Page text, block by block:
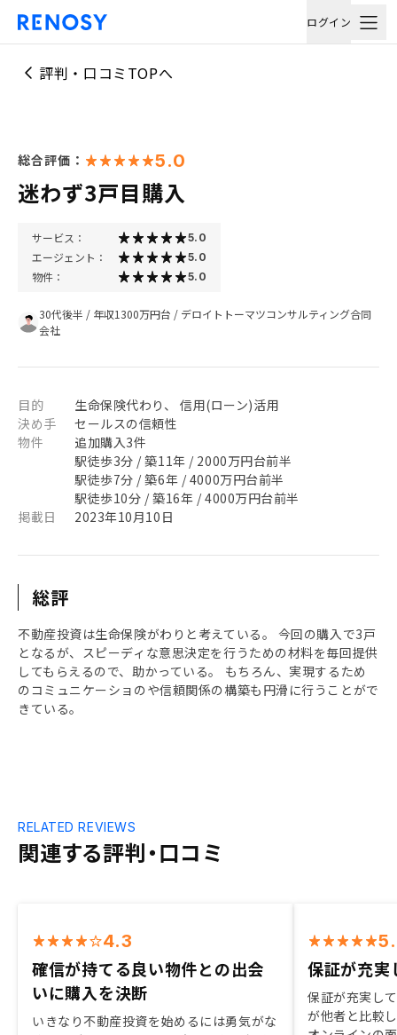
ログイン
評判・口コミTOPへ
総合評価： 5.0
迷わず3戸目購入
サービス： 5.0
エージェント： 5.0
物件： 5.0
30代後半 / 年収1300万円台 / デロイトトーマツコンサルティング合同
会社
目的
生命保険代わり、 信用(ローン)活用
決め手
セールスの信頼性
物件
追加購入3件
駅徒歩3分 / 築11年 / 2000万円台前半
駅徒歩7分 / 築6年 / 4000万円台前半
駅徒歩10分 / 築16年 / 4000万円台前半
掲載日
2023年10月10日
総評
不動産投資は生命保険がわりと考えている。 今回の購入で3戸
となるが、スピーディな意思決定を行うための材料を毎回提供
してもらえるので、助かっている。 もちろん、実現するため
のコミュニケーショのや信頼関係の構築も円滑に行うことがで
きている。
関連する評判・口コミ
RELATED REVIEWS
4.3
確信が持てる良い物件との出会
いに購入を決断
いきなり不動産投資を始めるには勇気がな
保証が充実
保証が充実し
が他者と比較